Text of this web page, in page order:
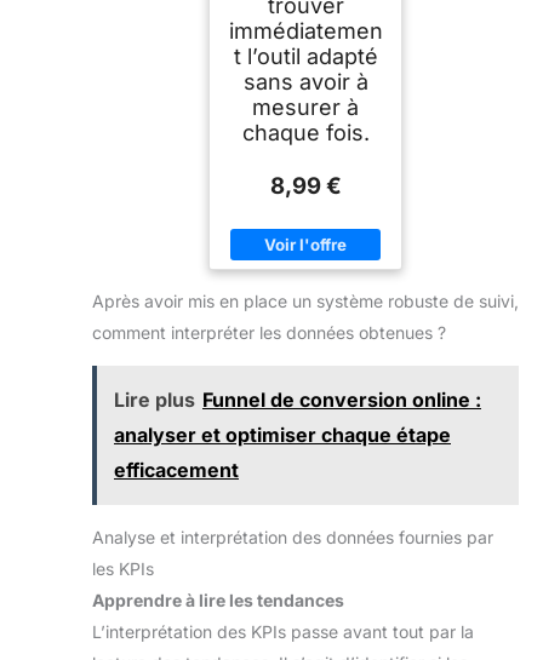
trouver
immédiatemen
t l’outil adapté
sans avoir à
mesurer à
chaque fois.
8,99 €
Après avoir mis en place un système robuste de suivi,
comment interpréter les données obtenues ?
Lire plus Funnel de conversion online :
analyser et optimiser chaque étape
efficacement
Analyse et interprétation des données fournies par
les KPIs
Apprendre à lire les tendances
L’interprétation des KPIs passe avant tout par la